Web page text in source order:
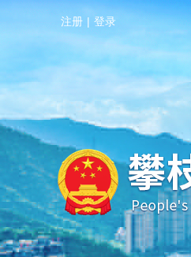
注册 | 登录